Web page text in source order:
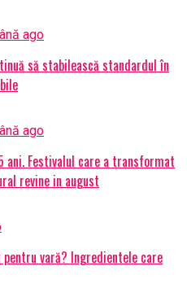
ago
să stabilească standardul în
ago
ani. Festivalul care a transformat
revine in august
vară? Ingredientele care